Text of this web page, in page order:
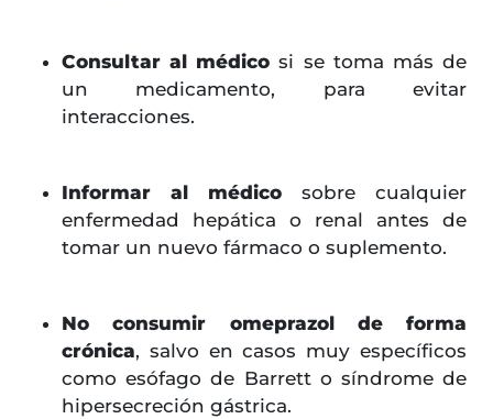
Consultar al médico si se toma más de
un medicamento, para evitar
interacciones.
Informar al médico sobre cualquier
enfermedad hepática o renal antes de
tomar un nuevo fármaco o suplemento.
No consumir omeprazol de forma
crónica, salvo en casos muy específicos
como esófago de Barrett o síndrome de
hipersecreción gástrica.